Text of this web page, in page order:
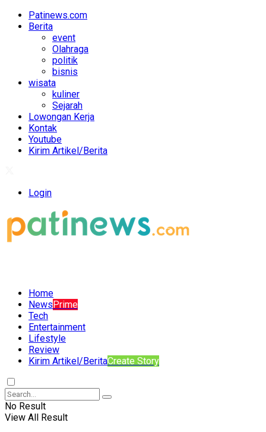
Patinews.com
Berita
event
Olahraga
politik
bisnis
wisata
kuliner
Sejarah
Lowongan Kerja
Kontak
Youtube
Kirim Artikel/Berita
Login
Home
NewsPrime
Tech
Entertainment
Lifestyle
Review
Kirim Artikel/BeritaCreate Story
No Result
View All Result